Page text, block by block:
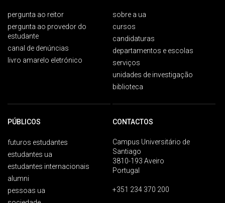
pergunta ao reitor
pergunta ao provedor do
estudante
canal de denúncias
livro amarelo eletrónico
sobre a ua
cursos
candidaturas
departamentos e escolas
serviços
unidades de investigação
biblioteca
PÚBLICOS
futuros estudantes
estudantes ua
estudantes internacionais
alumni
pessoas ua
CONTACTOS
Campus Universitário de
Santiago
3810-193 Aveiro
Portugal
+351 234 370 200